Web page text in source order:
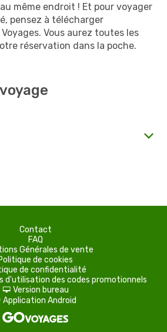
même endroit ! Et pour voyager
pensez à télécharger
Vous aurez toutes les
réservation dans la poche.
Contact
FAQ
Générales de vente
de cookies
de confidentialité
d'utilisation des codes promotionnels
d Version bureau
Application Android